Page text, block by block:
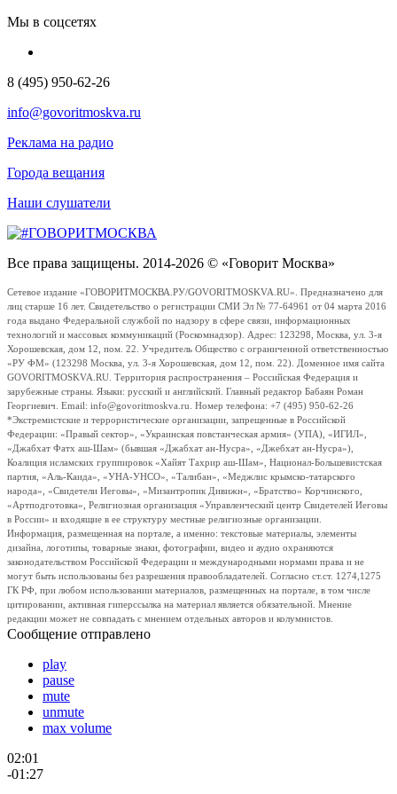
Мы в соцсетях
8 (495) 950-62-26
info@govoritmoskva.ru
Реклама на радио
Города вещания
Наши слушатели
Все права защищены. 2014-2026 © «Говорит Москва»
Сетевое издание «ГОВОРИТМОСКВА.РУ/GOVORITMOSKVA.RU». Предназначено для
лиц старше 16 лет. Свидетельство о регистрации СМИ Эл № 77-64961 от 04 марта 2016
года выдано Федеральной службой по надзору в сфере связи, информационных
технологий и массовых коммуникаций (Роскомнадзор). Адрес: 123298, Москва, ул. 3-я
Хорошевская, дом 12, пом. 22. Учредитель Общество с ограниченной ответственностью
«РУ ФМ» (123298 Москва, ул. 3-я Хорошевская, дом 12, пом. 22). Доменное имя сайта
GOVORITMOSKVA.RU. Территория распространения – Российская Федерация и
зарубежные страны. Языки: русский и английский. Главный редактор Бабаян Роман
Георгиевич. Email: info@govoritmoskva.ru. Номер телефона: +7 (495) 950-62-26
*Экстремистские и террористические организации, запрещенные в Российской
Федерации: «Правый сектор», «Украинская повстанческая армия» (УПА), «ИГИЛ»,
«Джабхат Фатх аш-Шам» (бывшая «Джабхат ан-Нусра», «Джебхат ан-Нусра»),
Коалиция исламских группировок «Хайят Тахрир аш-Шам», Национал-Большевистская
партия, «Аль-Каида», «УНА-УНСО», «Талибан», «Меджлис крымско-татарского
народа», «Свидетели Иеговы», «Мизантропик Дивижн», «Братство» Корчинского,
«Артподготовка», Религиозная организация «Управленческий центр Свидетелей Иеговы
в России» и входящие в ее структуру местные религиозные организации.
Информация, размещенная на портале, а именно: текстовые материалы, элементы
дизайна, логотипы, товарные знаки, фотографии, видео и аудио охраняются
законодательством Российской Федерации и международными нормами права и не
могут быть использованы без разрешения правообладателей. Согласно ст.ст. 1274,1275
ГК РФ, при любом использовании материалов, размещенных на портале, в том числе
цитировании, активная гиперссылка на материал является обязательной. Мнение
редакции может не совпадать с мнением отдельных авторов и колумнистов.
Сообщение отправлено
play
pause
mute
unmute
max volume
02:01
-01:27